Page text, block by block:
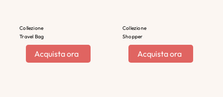
Collezione
Travel Bag
Acquista ora
Collezione
Shopper
Acquista ora